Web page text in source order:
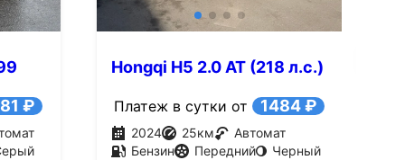
₽
Hongqi H5 2.0 AT (218 л.с.)
Платеж в сутки от 1484 ₽
2024 25км
Автомат
Бензин
Передний Черный